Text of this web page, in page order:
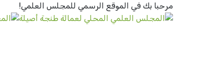
مرحبا بك في الموقع الرسمي للمجلس العلمي!